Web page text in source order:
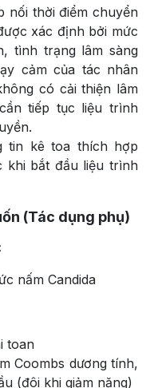
nối thời điểm chuyển
xác định bởi mức
tình trạng lâm sàng
cảm của tác nhân
có cải thiện lâm
tiếp tục liệu trình
tin kê toa thích hợp
khi bắt đầu liệu trình
(Tác dụng phụ)
nấm Candida
toan
Coombs dương tính,
(đôi khi giảm nặng)